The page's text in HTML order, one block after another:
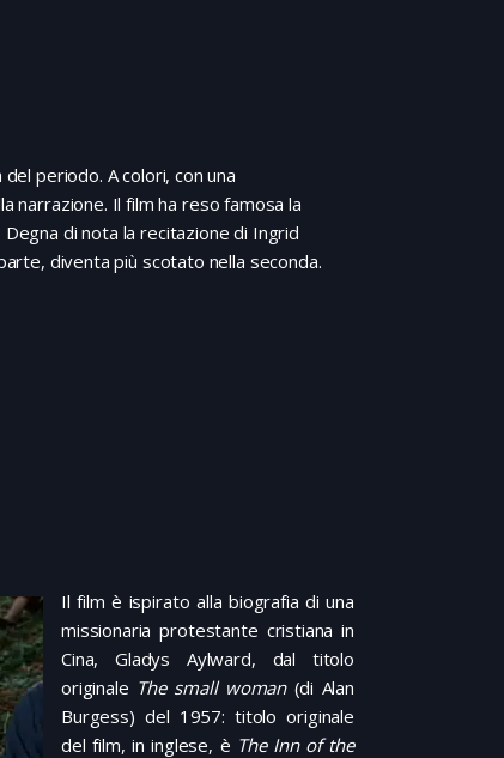
periodo. A colori, con una
narrazione. Il film ha reso famosa la
Degna di nota la recitazione di Ingrid
diventa più scotato nella seconda.
Il film è ispirato alla biografia di una
missionaria protestante cristiana in
Cina, Gladys Aylward, dal titolo
originale The small woman(di Alan
Burgess) del 1957: titolo originale
del film, in inglese, è The Inn of the